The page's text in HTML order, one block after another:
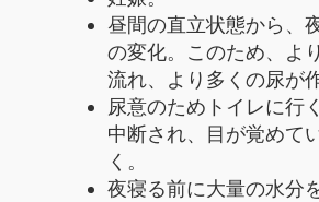
昼間の直立状態から、
の変化。このため、よ
流れ、より多くの尿が
尿意のためトイレに行
中断され、目が覚めて
く。
夜寝る前に大量の水分